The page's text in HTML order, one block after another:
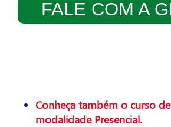
FALE COM A
Conheça também o curso
modalidade Presencial.